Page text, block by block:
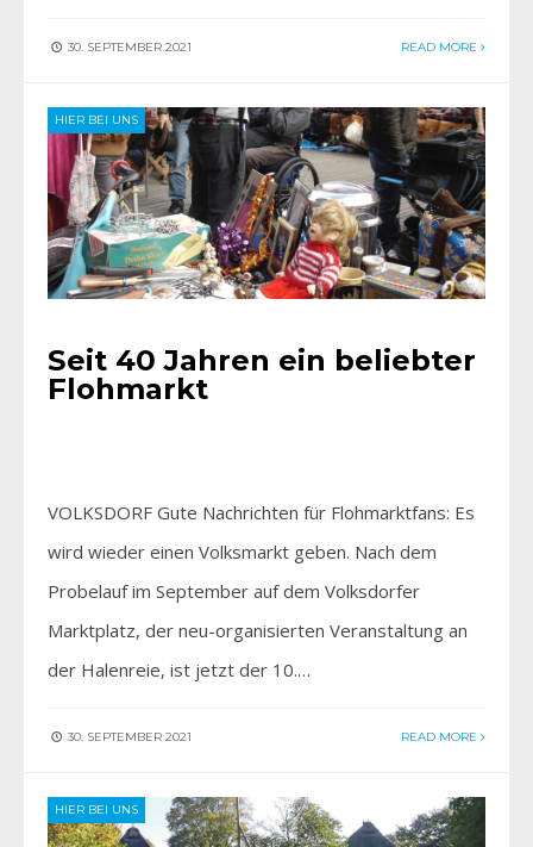
30. SEPTEMBER 2021 READ MORE
HIER BEI UNS
Seit 40 Jahren ein beliebter
Flohmarkt
VOLKSDORF Gute Nachrichten für Flohmarktfans: Es
wird wieder einen Volksmarkt geben. Nach dem
Probelauf im September auf dem Volksdorfer
Marktplatz, der neu-organisierten Veranstaltung an
der Halenreie, ist jetzt der 10.…
30. SEPTEMBER 2021 READ MORE
HIER BEI UNS